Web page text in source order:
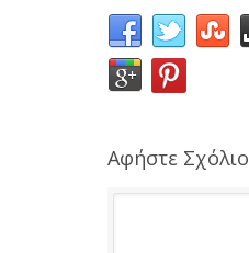
Αφήστε Σχόλιο